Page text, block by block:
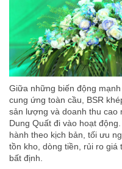
Giữa những biến động
cung ứng toàn cầu, BSR
sản lượng và doanh thu cao
Dung Quất đi vào hoạt
hành theo kịch bản, tối ưu
tồn kho, dòng tiền, rủi ro
bất định.